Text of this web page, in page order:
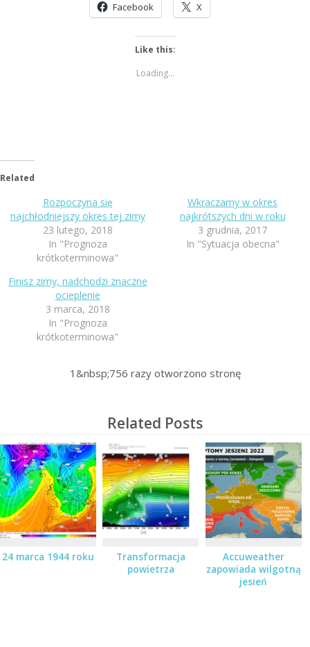
Facebook X
Like this:
Loading...
Related
Rozpoczyna się
najchłodniejszy okres tej zimy
23 lutego, 2018
In "Prognoza
krótkoterminowa"
Wkraczamy w okres
najkrótszych dni w roku
3 grudnia, 2017
In "Sytuacja obecna"
Finisz zimy, nadchodzi znaczne
ocieplenie
3 marca, 2018
In "Prognoza
krótkoterminowa"
1&nbsp;756 razy otworzono stronę
Related Posts
24 marca 1944 roku
Transformacja
powietrza
Accuweather
zapowiada wilgotną
jesień